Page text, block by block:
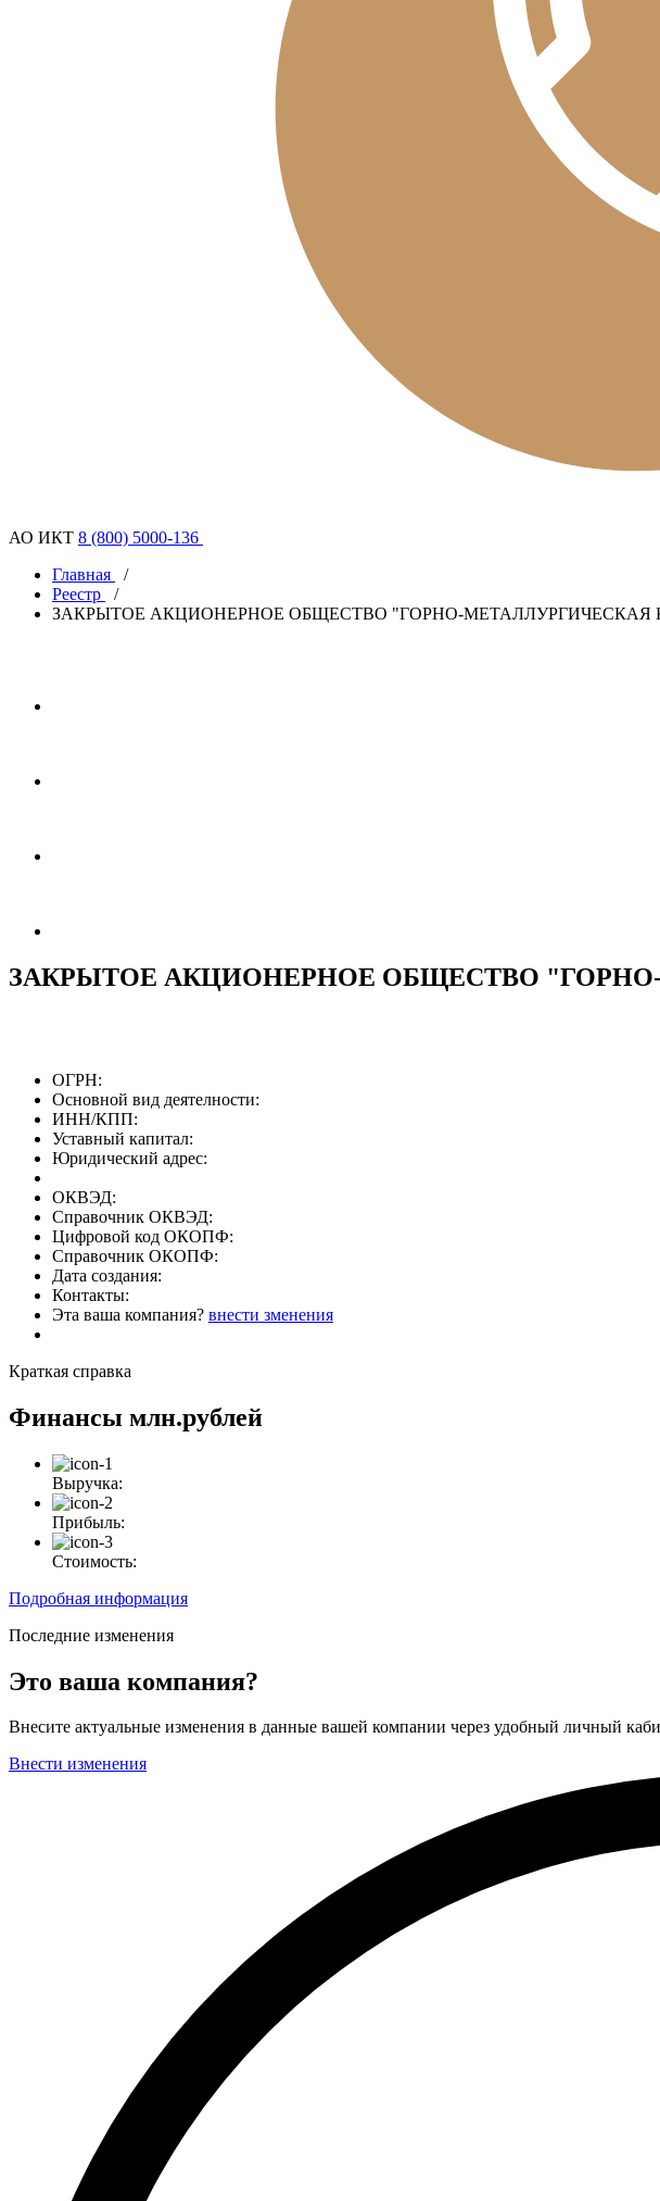
АО ИКТ 8 (800) 5000-136
Главная
/
Реестр
/
ЗАКРЫТОЕ АКЦИОНЕРНОЕ ОБЩЕСТВО "ГОРНО-
ЗАКРЫТОЕ АКЦИОНЕРНОЕ ОБЩЕСТВО
ОГРН:
Основной вид деятелности:
ИНН/КПП:
Уставный капитал:
Юридический адрес:
ОКВЭД:
Справочник ОКВЭД:
Цифровой код ОКОПФ:
Справочник ОКОПФ:
Дата создания:
Контакты:
Эта ваша компания? внести зменения
Краткая справка
Финансы млн.рублей
Выручка:
Прибыль:
Стоимость:
Подробная информация
Последние изменения
Это ваша компания?
Внесите актуальные изменения в данные вашей компании через удобный личный
Внести изменения